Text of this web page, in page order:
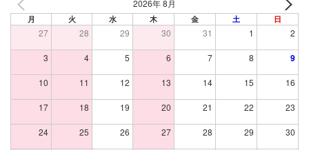
2026年 8月
月 火 水 木 金 土 日
27 28 29 30 31 1 2
3 4 5 6 7 8 9
10 11 12 13 14 15 16
17 18 19 20 21 22 23
24 25 26 27 28 29 30